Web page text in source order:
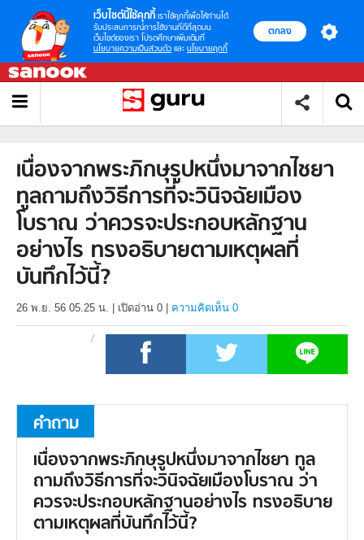
เว็บไซต์นี้ใช้คุกกี้ เราใช้คุกกี้เพื่อให้ท่านได้
รับประสบการณ์การใช้งานที่ดีที่สุดบน
เว็บไซต์ของเรา โปรดศึกษาเพิ่มเติมที่
นโยบายความเป็นส่วนตัว และ นโยบายคุกกี้
ตกลง
เนื่องจากพระภิกษุรูปหนึ่งมาจากไชยา
ทูลถามถึงวิธีการที่จะวินิจฉัยเมือง
โบราณ ว่าควรจะประกอบหลักฐาน
อย่างไร ทรงอธิบายตามเหตุผลที่
บันทึกไว้นี้?
26 พ.ย. 56 05.25 น. เปิดอ่าน 0 ความคิดเห็น 0
คำถาม
เนื่องจากพระภิกษุรูปหนึ่งมาจากไชยา ทูล
ถามถึงวิธีการที่จะวินิจฉัยเมืองโบราณ ว่า
ควรจะประกอบหลักฐานอย่างไร ทรงอธิบาย
ตามเหตุผลที่บันทึกไว้นี้?